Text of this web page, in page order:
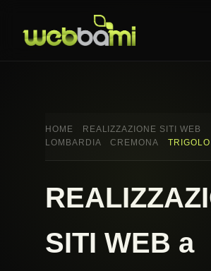
HOME
REALIZZAZIONE SITI WEB
LOMBARDIA
CREMONA TRIGOLO
SITI WEB a